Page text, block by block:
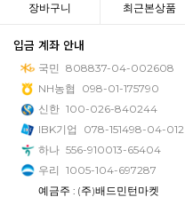
장바구니 최근본상품
입금 계좌 안내
국민 808837-04-002608
NH농협
098-01-175790
신한 100-026-840244
IBK기업
078-151498-04-012
하나 556-910013-65404
우리 1005-104-697287
예금주 : (주)배드민턴마켓